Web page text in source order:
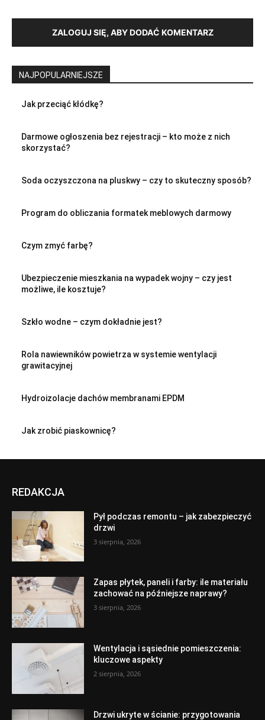
ZALOGUJ SIĘ, ABY DODAĆ KOMENTARZ
NAJPOPULARNIEJSZE
Jak przeciąć kłódkę?
Darmowe ogłoszenia bez rejestracji – kto może z nich
skorzystać?
Soda oczyszczona na pluskwy – czy to skuteczny sposób?
Program do obliczania formatek meblowych darmowy
Czym zmyć farbę?
Ubezpieczenie mieszkania na wypadek wojny – czy jest
możliwe, ile kosztuje?
Szkło wodne – czym dokładnie jest?
Rola nawiewników powietrza w systemie wentylacji
grawitacyjnej
Hydroizolacje dachów membranami EPDM
Jak zrobić piaskownicę?
REDAKCJA
Pył podczas remontu – jak zabezpieczyć
drzwi
3 sierpnia, 2026
Zapas płytek, paneli i farby: ile materiału
zachować na późniejsze naprawy?
3 sierpnia, 2026
Wentylacja i sąsiednie pomieszczenia:
kluczowe aspekty
2 sierpnia, 2026
Drzwi ukryte w ścianie: przygotowania